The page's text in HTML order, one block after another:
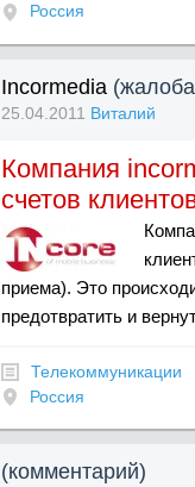
Россия
Incormedia
25.04.2011 Виталий
Компания
счетов
приема). Это
предотвратить и
Телекоммуникации
Россия
(комментарий)